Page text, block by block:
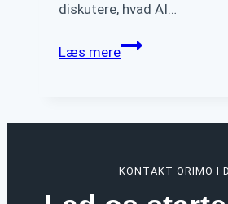
diskutere, hvad AI…
Læs mereAlt,
om
kunstig
KONTAKT ORIMO I